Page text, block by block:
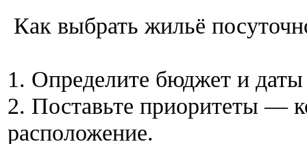
Как выбрать жильё
1. Определите бюджет и
2. Поставьте приоритеты —
расположение.